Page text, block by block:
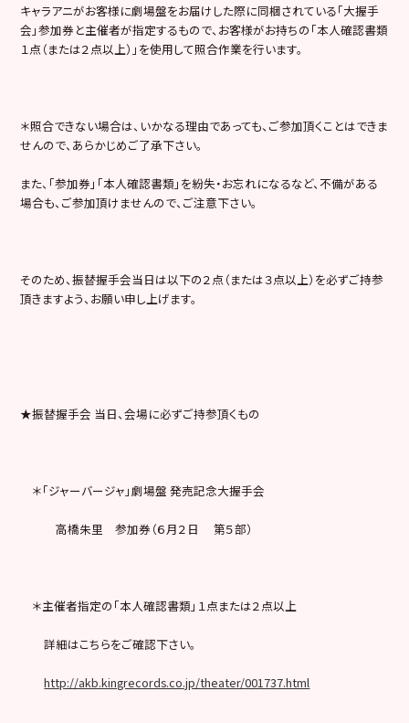
キャラアニがお客様に劇場盤をお届けした際に同梱されている「大握手
会」参加券と主催者が指定するもので、お客様がお持ちの「本人確認書類
１点（または２点以上）」を使用して照合作業を行います。
＊照合できない場合は、いかなる理由であっても、ご参加頂くことはできま
せんので、あらかじめご了承下さい。
また、「参加券」「本人確認書類」を紛失・お忘れになるなど、不備がある
場合も、ご参加頂けませんので、ご注意下さい。
そのため、振替握手会当日は以下の２点（または３点以上）を必ずご持参
頂きますよう、お願い申し上げます。
★振替握手会 当日、会場に必ずご持参頂くもの
＊「ジャーバージャ」劇場盤 発売記念大握手会
高橋朱里 参加券（６月２日 第５部）
＊主催者指定の「本人確認書類」１点または２点以上
詳細はこちらをご確認下さい。
http://akb.kingrecords.co.jp/theater/001737.html